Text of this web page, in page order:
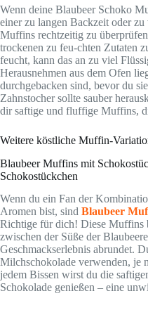
Wenn deine Blaubeer Schoko
einer zu langen Backzeit oder
Muffins rechtzeitig zu
trockenen zu feu-chten Zutaten
feucht, kann das an zu viel
Herausnehmen aus dem Ofen
durchgebacken sind, bevor du
Zahnstocher sollte sauber
dir saftige und fluffige Muffins,
Weitere köstliche Muffin-
Blaubeer Muffins mit
Schokostückchen
Wenn du ein Fan der
Aromen bist, sind Blaubeer
Richtige für dich! Diese Muffins
zwischen der Süße der
Geschmackserlebnis abrundet.
Milchschokolade verwenden, je
jedem Bissen wirst du die
Schokolade genießen – eine